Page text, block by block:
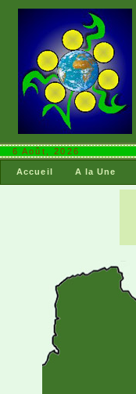
6 Août, 2026
Accueil A la Une